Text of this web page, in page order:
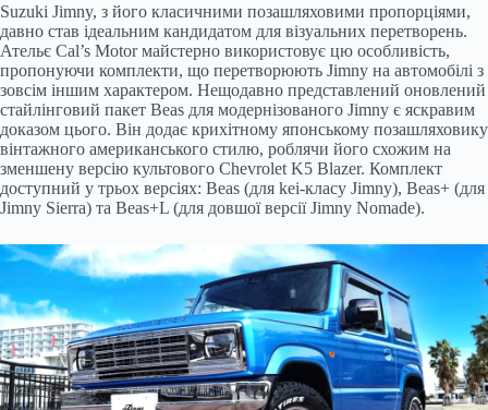
Suzuki Jimny, з його класичними позашляховими пропорціями,
давно став ідеальним кандидатом для візуальних перетворень.
Ательє Cal’s Motor майстерно використовує цю особливість,
пропонуючи комплекти, що перетворюють Jimny на автомобілі з
зовсім іншим характером. Нещодавно представлений оновлений
стайлінговий пакет Beas для модернізованого Jimny є яскравим
доказом цього. Він додає крихітному японському позашляховику
вінтажного американського стилю, роблячи його схожим на
зменшену версію культового Chevrolet K5 Blazer. Комплект
доступний у трьох версіях: Beas (для kei-класу Jimny), Beas+ (для
Jimny Sierra) та Beas+L (для довшої версії Jimny Nomade).